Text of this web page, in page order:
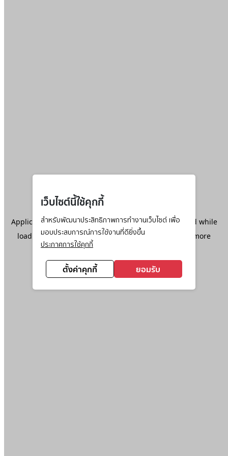
เว็บไซต์นี้ใช้คุกกี้
สำหรับพัฒนาประสิทธิภาพการทำงานเว็บไซต์ เพื่อ
มอบประสบการณ์การใช้งานที่ดียิ่งขึ้น
ประกาศการใช้คุกกี้
ตั้งค่าคุกกี้ ยอมรับ
Application error: aclient-side exception has occurred while
loadingwww.ktc.co.th(see the browser console
for more
information).